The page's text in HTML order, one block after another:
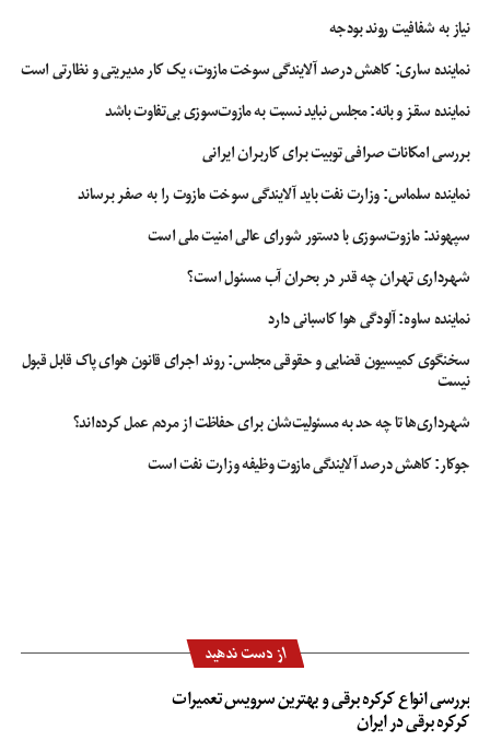
نیاز به شفافیت روند بودجه
نماینده ساری: کاهش درصد آلایندگی سوخت مازوت، یک کار مدیریتی و نظارتی است
نماینده سقز و بانه: مجلس نباید نسبت به مازوت‌سوزی بی‌تفاوت باشد
بررسی امکانات صرافی توبیت برای کاربران ایرانی
نماینده سلماس: وزارت نفت باید آلایندگی سوخت مازوت را به صفر برساند
سپهوند:‌ مازوت‌سوزی با دستور شورای عالی امنیت ملی است
شهرداری تهران چه قدر در بحران آب مسئول است؟
نماینده ساوه: آلودگی هوا کاسبانی دارد
سخنگوی کمیسیون قضایی و حقوقی مجلس: روند اجرای قانون هوای پاک قابل قبول
نیست
شهرداری‌ها تا چه حد به مسئولیت‌شان برای حفاظت از مردم عمل کرده‌اند؟
جوکار: کاهش درصد آلایندگی مازوت وظیفه وزارت نفت است
از دست ندهید
بررسی انواع کرکره برقی و بهترین سرویس تعمیرات
کرکره برقی در ایران